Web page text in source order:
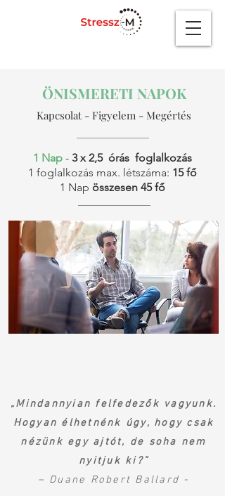
ÖNISMERETI NAPOK
Kapcsolat - Figyelem - Megértés
1 Nap - 3 x 2,5 órás foglalkozás
1 foglalkozás max. létszáma: 15 fő
1 Nap összesen 45 fő
„Mindannyian felfedezők vagyunk.
Hogyan élhetnénk úgy, hogy csak
nézünk egy ajtót, de soha nem
nyitjuk ki?”
– Duane Robert Ballard -